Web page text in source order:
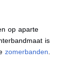
op aparte
is
zomerbanden